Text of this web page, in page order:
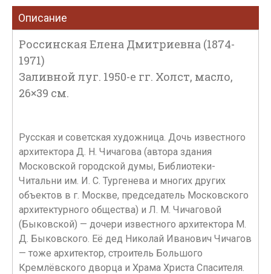
Описание
Россинская Елена Дмитриевна (1874-
1971)
Заливной луг. 1950-е гг. Холст, масло,
26×39 см.
Русская и советская художница. Дочь известного
архитектора Д. Н. Чичагова (автора здания
Московской городской думы, Библиотеки-
Читальни им. И. С. Тургенева и многих других
объектов в г. Москве, председатель Московского
архитектурного общества) и Л. М. Чичаговой
(Быковской) — дочери известного архитектора М.
Д. Быковского. Её дед Николай Иванович Чичагов
— тоже архитектор, строитель Большого
Кремлёвского дворца и Храма Христа Спасителя.